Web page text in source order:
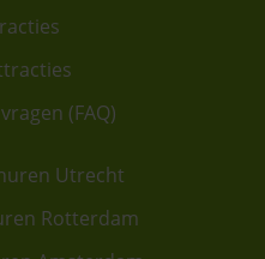
(FAQ)
Utrecht
Rotterdam